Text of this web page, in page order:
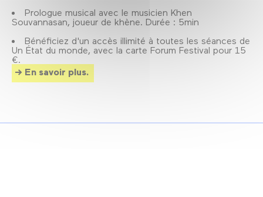
Prologue musical avec le musicien Khen
Souvannasan, joueur de khène. Durée : 5min
Bénéficiez d'un accès illimité à toutes les séances de
Un État du monde, avec la carte Forum Festival pour 15
€.
En savoir plus.